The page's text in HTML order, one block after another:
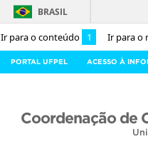
Ir para o conteúdo 1 Ir para o
BRASIL
PORTAL UFPEL ACESSO À
Coordenação de